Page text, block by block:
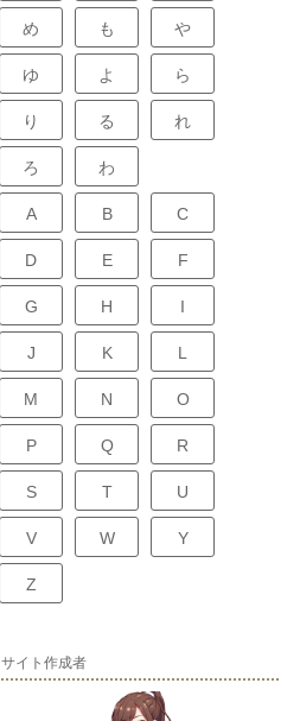
め も や
ゆ よ ら
り る れ
ろ わ
A B C
D E F
G H I
J K L
M N O
P Q R
S T U
V W Y
Z
サイト作成者